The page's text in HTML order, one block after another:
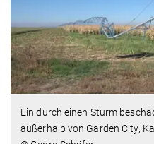
Ein durch einen Sturm
außerhalb von Garden City,